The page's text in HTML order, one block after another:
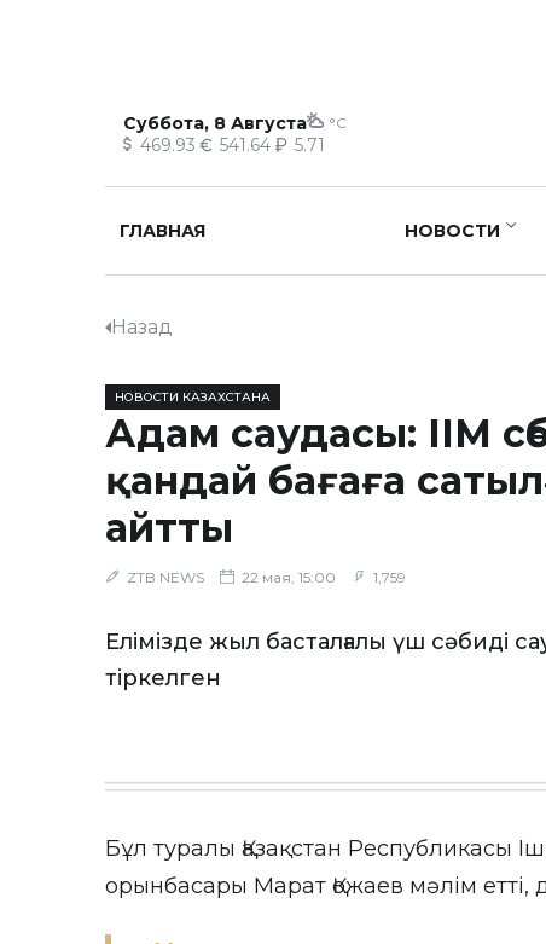
Суббота, 8 Августа °C
469.93 541.64 5.71
ГЛАВНАЯ НОВОСТИ
Назад
НОВОСТИ КАЗАХСТАНА
Адам саудасы: ІІМ
қандай бағаға
айтты
ZTB NEWS 22 мая, 15:00 1,759
Елімізде жыл басталғалы үш сәбиді
тіркелген
Бұл туралы Қазақстан Республикасы
орынбасары Марат Қожаев мәлім етті,